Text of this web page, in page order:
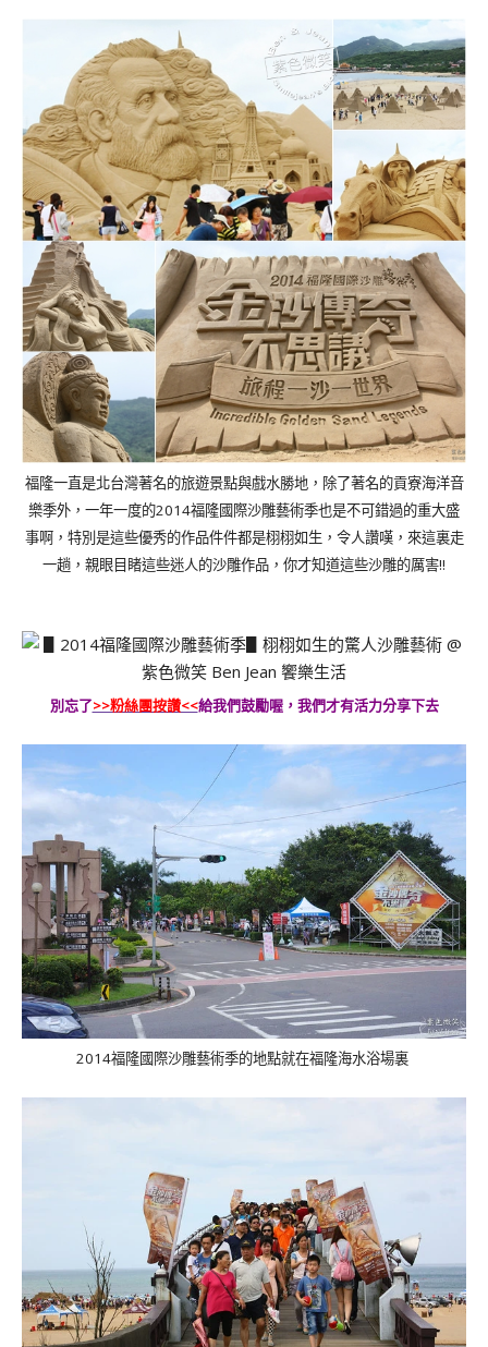
福隆一直是北台灣著名的旅遊景點與戲水勝地，除了著名的貢寮海洋音
樂季外，一年一度的2014福隆國際沙雕藝術季也是不可錯過的重大盛
事啊，特別是這些優秀的作品件件都是栩栩如生，令人讚嘆，來這裏走
一趟，親眼目睹這些迷人的沙雕作品，你才知道這些沙雕的厲害!!
別忘了>>粉絲團按讚<<給我們鼓勵喔，我們才有活力分享下去
2014福隆國際沙雕藝術季的地點就在福隆海水浴場裏